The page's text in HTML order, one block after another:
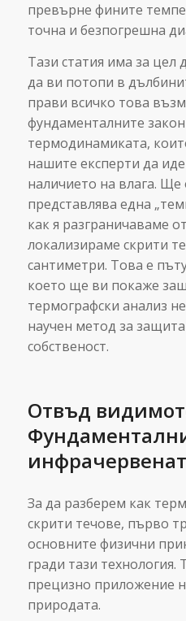
превърне фините
точна и безпогрешна
Тази статия има за цел
да ви потопи в
прави всичко това
фундаменталните
термодинамиката,
нашите експерти да
наличието на влага.
представлява една
как я разграничаваме
локализираме скрити
сантиметри. Това е
което ще ви покаже
термографски анализ
научен метод за
собственост.
Отвъд
За да разберем как
скрити течове, първо
основните физични
гради тази технология.
прецизно приложение
природата.